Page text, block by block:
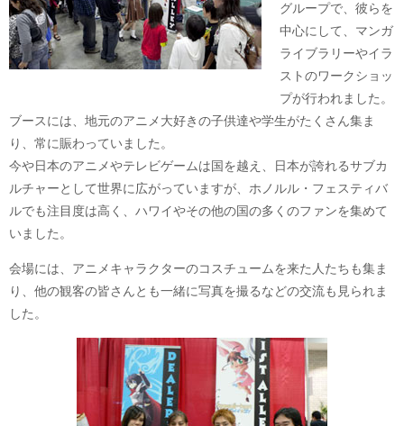
グループで、彼らを
中心にして、マンガ
ライブラリーやイラ
ストのワークショッ
プが行われました。
ブースには、地元のアニメ大好きの子供達や学生がたくさん集ま
り、常に賑わっていました。
今や日本のアニメやテレビゲームは国を越え、日本が誇れるサブカ
ルチャーとして世界に広がっていますが、ホノルル・フェスティバ
ルでも注目度は高く、ハワイやその他の国の多くのファンを集めて
いました。
会場には、アニメキャラクターのコスチュームを来た人たちも集ま
り、他の観客の皆さんとも一緒に写真を撮るなどの交流も見られま
した。